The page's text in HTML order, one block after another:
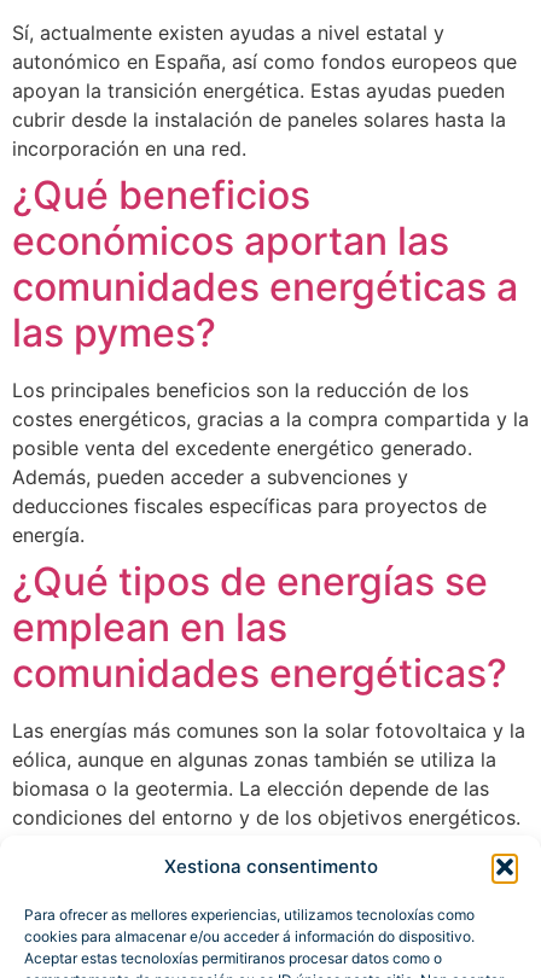
Xestiona consentimento
Para ofrecer as mellores experiencias, utilizamos tecnoloxías como
cookies para almacenar e/ou acceder á información do dispositivo.
Aceptar estas tecnoloxías permitiranos procesar datos como o
Sí, actualmente existen ayudas a nivel estatal y
autonómico en España, así como fondos europeos que
apoyan la transición energética. Estas ayudas pueden
cubrir desde la instalación de paneles solares hasta la
incorporación en una red.
¿Qué beneficios
económicos aportan las
comunidades energéticas a
las pymes?
Los principales beneficios son la reducción de los
costes energéticos, gracias a la compra compartida y la
posible venta del excedente energético generado.
Además, pueden acceder a subvenciones y
deducciones fiscales específicas para proyectos de
energía.
¿Qué tipos de energías se
emplean en las
comunidades energéticas?
Las energías más comunes son la solar fotovoltaica y la
eólica, aunque en algunas zonas también se utiliza la
biomasa o la geotermia. La elección depende de las
condiciones del entorno y de los objetivos energéticos.
Siguiente→